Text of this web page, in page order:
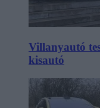
Villanyautó
kisautó